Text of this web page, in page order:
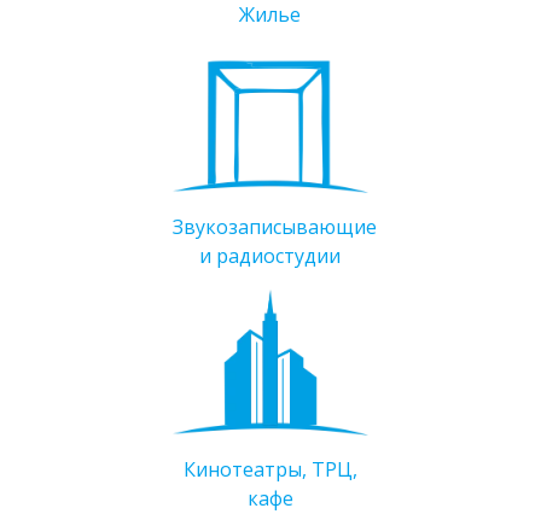
Жилье
Звукозаписывающие
и радиостудии
Кинотеатры, ТРЦ,
кафе